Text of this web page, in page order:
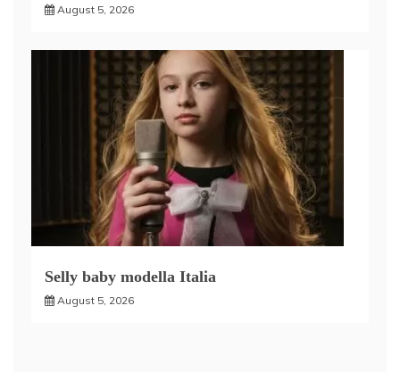
August 5, 2026
Selly baby modella Italia
August 5, 2026